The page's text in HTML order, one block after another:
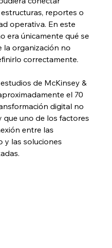
reportes o
operativa. En este
era únicamente qué se
la organización no
correctamente.
de McKinsey &
el 70
digital no
que uno de los factores
entre las
y las soluciones